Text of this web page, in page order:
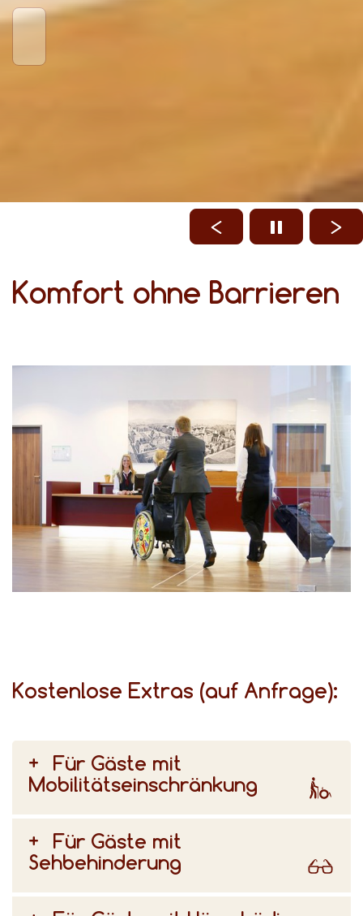
Komfort ohne Barrieren
Kostenlose Extras (auf Anfrage):
Für Gäste mit
Mobilitätseinschränkung
Für Gäste mit
Sehbehinderung